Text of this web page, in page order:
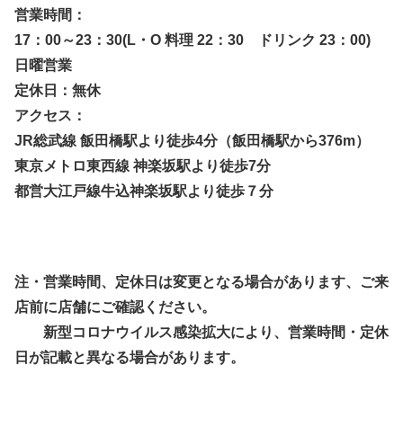
営業時間：
17：00～23：30(L・O 料理 22：30 ドリンク 23：00)
日曜営業
定休日：無休
アクセス：
JR総武線 飯田橋駅より徒歩4分（飯田橋駅から376m）
東京メトロ東西線 神楽坂駅より徒歩7分
都営大江戸線牛込神楽坂駅より徒歩７分
注・営業時間、定休日は変更となる場合があります、ご来
店前に店舗にご確認ください。
新型コロナウイルス感染拡大により、営業時間・定休
日が記載と異なる場合があります。